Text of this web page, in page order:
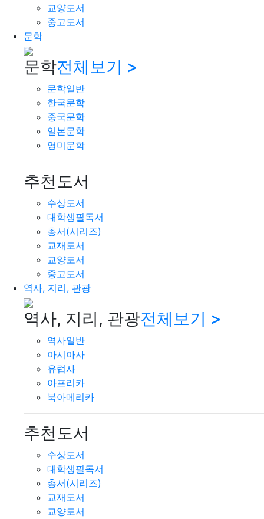
교양도서
중고도서
문학
문학전체보기 >
문학일반
한국문학
중국문학
일본문학
영미문학
추천도서
수상도서
대학생필독서
총서(시리즈)
교재도서
교양도서
중고도서
역사, 지리, 관광
역사, 지리, 관광전체보기 >
역사일반
아시아사
유럽사
아프리카
북아메리카
추천도서
수상도서
대학생필독서
총서(시리즈)
교재도서
교양도서